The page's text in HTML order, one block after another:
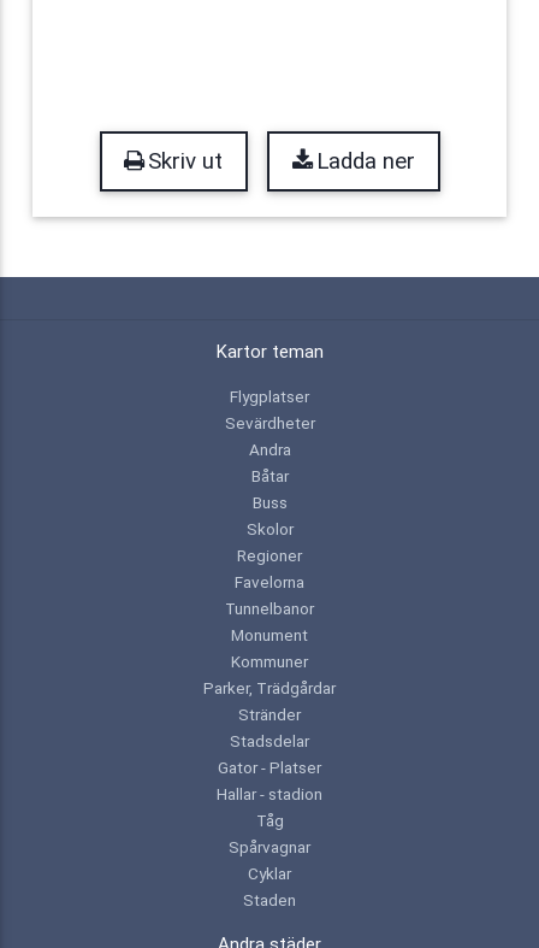
Skriv ut Ladda ner
Kartor teman
Flygplatser
Sevärdheter
Andra
Båtar
Buss
Skolor
Regioner
Favelorna
Tunnelbanor
Monument
Kommuner
Parker, Trädgårdar
Stränder
Stadsdelar
Gator - Platser
Hallar - stadion
Tåg
Spårvagnar
Cyklar
Staden